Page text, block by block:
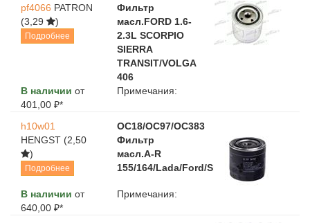
pf4066 PATRON
(3,29
)
Подробнее
Фильтр
масл.FORD 1.6-
2.3L SCORPIO
SIERRA
TRANSIT/VOLGA
406
В наличии от
401,00 ₽*
Примечания:
h10w01
HENGST (2,50
)
Подробнее
OC18/OC97/OC383
Фильтр
масл.A-R
155/164/Lada/Ford/Sierra/Scorpio
В наличии от
640,00 ₽*
Примечания: